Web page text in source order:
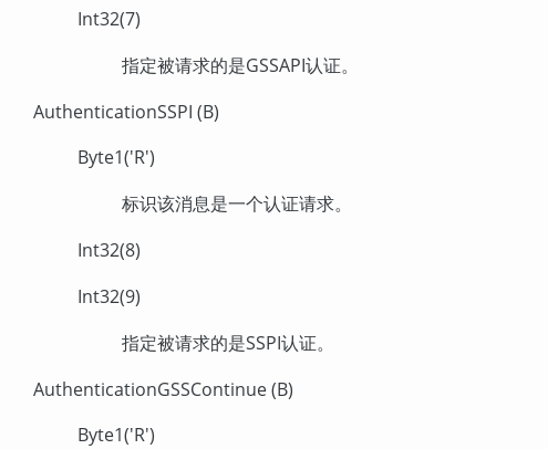
Int32(7)
指定被请求的是GSSAPI认证。
AuthenticationSSPI (B)
Byte1('R')
标识该消息是一个认证请求。
Int32(8)
Int32(9)
指定被请求的是SSPI认证。
AuthenticationGSSContinue (B)
Byte1('R')